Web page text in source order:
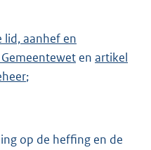
lid, aanhef en
en artikel
;
op de heffing en de